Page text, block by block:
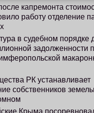
капремонта
работу отделение
в судебном порядке
задолженности
РК устанавливает
собственников
Крыма